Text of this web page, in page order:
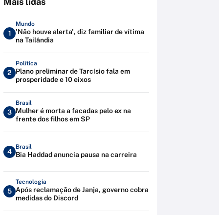
1
Mundo
'Não houve alerta', diz familiar de vítima
na Tailândia
2
Política
Plano preliminar de Tarcísio fala em
prosperidade e 10 eixos
3
Brasil
Mulher é morta a facadas pelo ex na
frente dos filhos em SP
4
Brasil
Bia Haddad anuncia pausa na carreira
5
Tecnologia
Após reclamação de Janja, governo cobra
medidas do Discord